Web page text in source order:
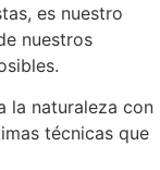
es nuestro
nuestros
la naturaleza con
técnicas que